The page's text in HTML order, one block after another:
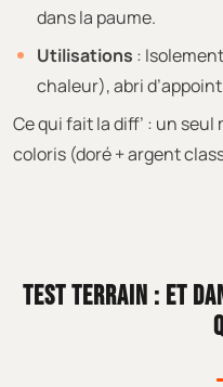
dans la paume.
Utilisations :
chaleur), abri
Ce qui fait la diff’ : un
coloris (doré + argent
TEST TERRAIN : ET